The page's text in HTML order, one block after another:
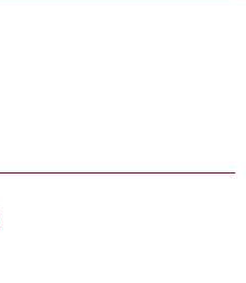
Too